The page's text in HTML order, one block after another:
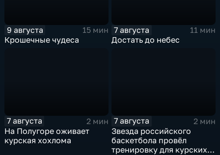
9 августа
15 мин
Крошечные чудеса
7 августа
11 мин
Достать до небес
7 августа
2 мин
На Полугоре оживает
курская хохлома
7 августа
2 мин
Звезда российского
баскетбола провёл
тренировку для курских